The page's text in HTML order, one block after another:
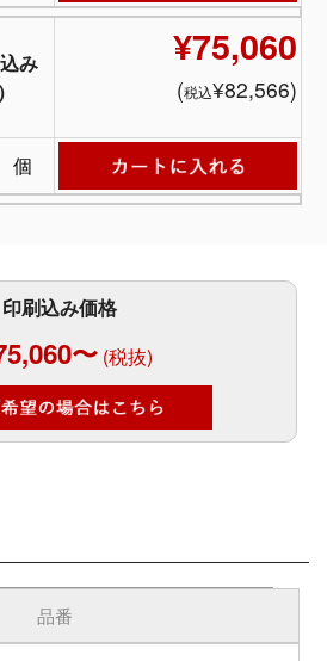
み
¥75,060
(税込¥82,566)
個
印刷込み価格
〜 (税抜)
品番